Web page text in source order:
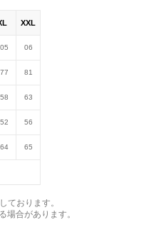
XXL
05 06
77 81
58 63
52 56
64 65
ております。
場合があります。